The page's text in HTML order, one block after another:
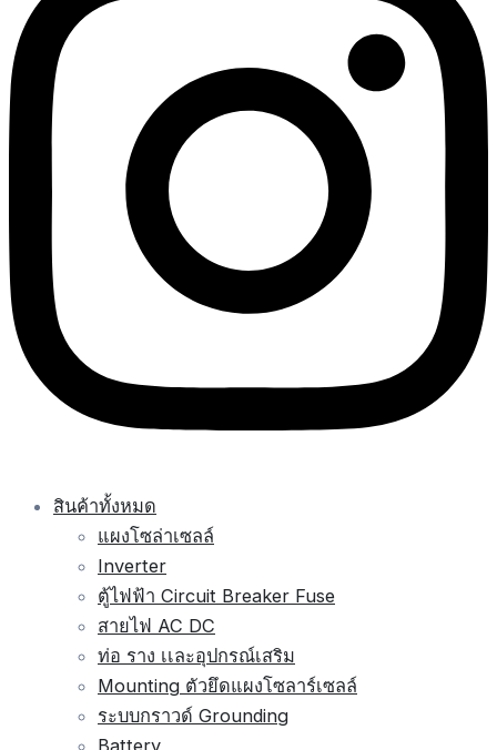
สินค้าทั้งหมด
แผงโซล่าเซลล์
Inverter
ตู้ไฟฟ้า Circuit Breaker Fuse
สายไฟ AC DC
ท่อ ราง เเละอุปกรณ์เสริม
Mounting ตัวยึดแผงโซลาร์เซลล์
ระบบกราวด์ Grounding